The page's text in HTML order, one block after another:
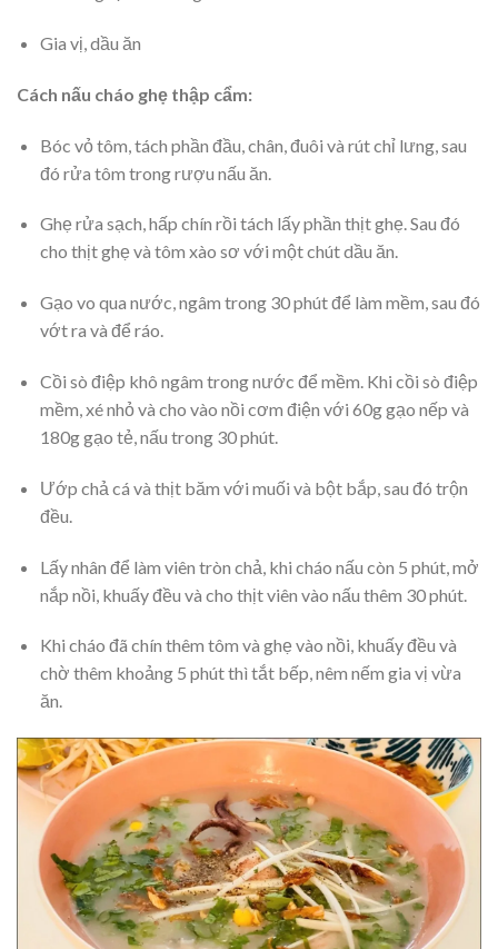
Gia vị, dầu ăn
Cách nấu cháo ghẹ thập cẩm:
Bóc vỏ tôm, tách phần đầu, chân, đuôi và rút chỉ lưng, sau
đó rửa tôm trong rượu nấu ăn.
Ghẹ rửa sạch, hấp chín rồi tách lấy phần thịt ghẹ. Sau đó
cho thịt ghẹ và tôm xào sơ với một chút dầu ăn.
Gạo vo qua nước, ngâm trong 30 phút để làm mềm, sau đó
vớt ra và để ráo.
Cồi sò điệp khô ngâm trong nước để mềm. Khi cồi sò điệp
mềm, xé nhỏ và cho vào nồi cơm điện với 60g gạo nếp và
180g gạo tẻ, nấu trong 30 phút.
Ướp chả cá và thịt băm với muối và bột bắp, sau đó trộn
đều.
Lấy nhân để làm viên tròn chả, khi cháo nấu còn 5 phút, mở
nắp nồi, khuấy đều và cho thịt viên vào nấu thêm 30 phút.
Khi cháo đã chín thêm tôm và ghẹ vào nồi, khuấy đều và
chờ thêm khoảng 5 phút thì tắt bếp, nêm nếm gia vị vừa
ăn.